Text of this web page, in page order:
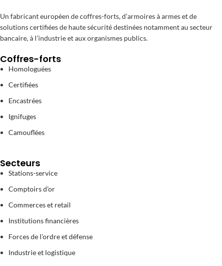
Un fabricant européen de coffres-forts, d’armoires à armes et de
solutions certifiées de haute sécurité destinées notamment au secteur
bancaire, à l’industrie et aux organismes publics.
Coffres-forts
Homologuées
Certifiées
Encastrées
Ignifuges
Camouflées
Secteurs
Stations-service
Comptoirs d’or
Commerces et retail
Institutions financières
Forces de l’ordre et défense
Industrie et logistique